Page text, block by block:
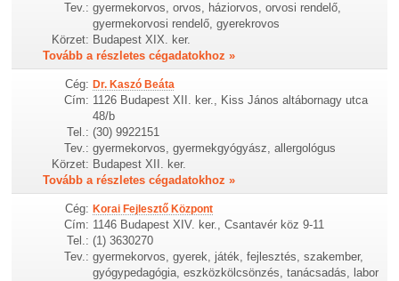
Tev.: gyermekorvos, orvos, háziorvos, orvosi rendelő,
gyermekorvosi rendelő, gyerekrovos
Körzet: Budapest XIX. ker.
Tovább a részletes cégadatokhoz »
Cég: Dr. Kaszó Beáta
Cím: 1126 Budapest XII. ker., Kiss János altábornagy utca
48/b
Tel.: (30) 9922151
Tev.: gyermekorvos, gyermekgyógyász, allergológus
Körzet: Budapest XII. ker.
Tovább a részletes cégadatokhoz »
Cég: Korai Fejlesztő Központ
Cím: 1146 Budapest XIV. ker., Csantavér köz 9-11
Tel.: (1) 3630270
Tev.: gyermekorvos, gyerek, játék, fejlesztés, szakember,
gyógypedagógia, eszközkölcsönzés, tanácsadás, labor